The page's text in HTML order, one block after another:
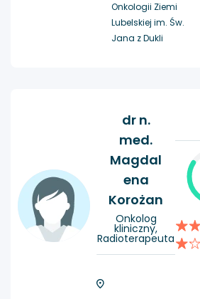
Onkologii Ziemi
Lubelskiej im. Św.
Jana z Dukli
dr n.
med.
Magdal
ena
Korożan
Onkolog
kliniczny,
Radioterapeuta